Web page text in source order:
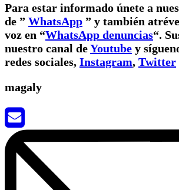
Para estar informado únete a
de ” WhatsApp ” y también
voz en “WhatsApp denuncias“.
nuestro canal deYoutube y
redes sociales, Instagram, Twitter
magaly